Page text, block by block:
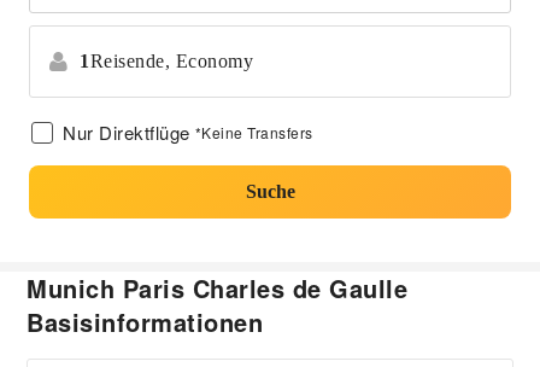
1Reisende, Economy
Nur Direktflüge *Keine Transfers
Suche
Munich Paris Charles de Gaulle
Basisinformationen